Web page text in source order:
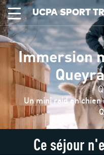
UCPA SPORT
Immersion
Un mini raid en
Ce séjour